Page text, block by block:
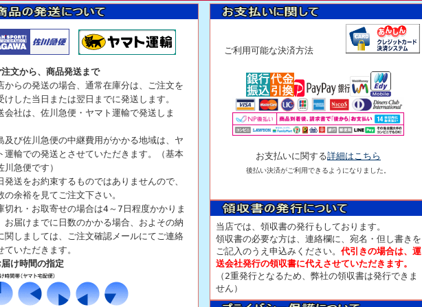
文から、商品発送まで
からの発送の場合、通常在庫分は、ご注文を
けした当日または翌日までに発送します。
会社は、佐川急便・ヤマト運輸で発送しま
及び佐川急便の中継費用がかかる地域は、ヤ
運輸での発送とさせていただきます。（基本
川急便です）
発送をお約束するものではありませんので、
の余裕を見てご注文下さい。
切れ・お取寄せの場合は4～7日程度かかりま
お届けまでに日数のかかる場合、およその納
関しましては、ご注文確認メールにてご連絡
ていただきます。
け時間の指定
ご利用可能な決済方法
お支払いに関する詳細はこちら
後払い決済がご利用できるようになりました。
当店では、領収書の発行もしております。
領収書の必要な方は、連絡欄に、宛名・但し書きを
ご記入のうえ申込みください。 代引きの場合は、運
送会社発行の領収書に代えさせていただきます。
（2重発行となるため、弊社の領収書は発行できま
せん）